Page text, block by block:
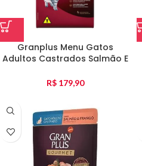
Granplus Menu Gatos
Adultos Castrados Salmão E
R$ 179,90